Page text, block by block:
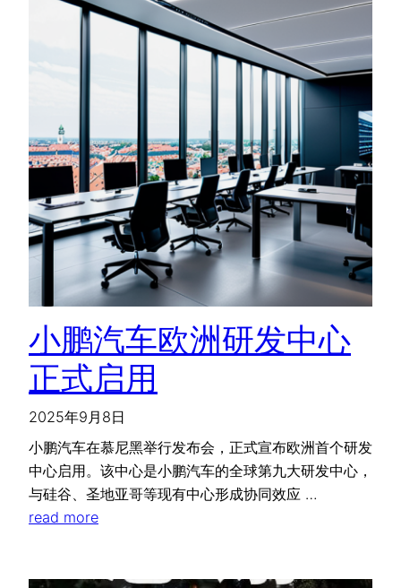
小鹏汽车欧洲研发中心
正式启用
2025年9月8日
小鹏汽车在慕尼黑举行发布会，正式宣布欧洲首个研发
中心启用。该中心是小鹏汽车的全球第九大研发中心，
与硅谷、圣地亚哥等现有中心形成协同效应 …
read more